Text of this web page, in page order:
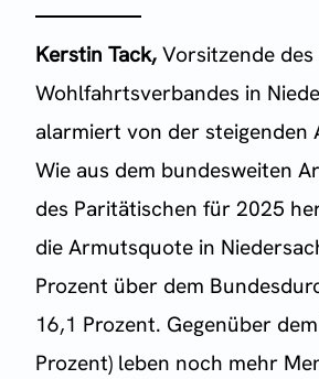
Kerstin Tack, Vorsitzende
Wohlfahrtsverbandes in
alarmiert von der steigenden
Wie aus dem bundesweiten
des Paritätischen für 2025
die Armutsquote in
Prozent über dem
16,1 Prozent. Gegenüber
Prozent) leben noch mehr